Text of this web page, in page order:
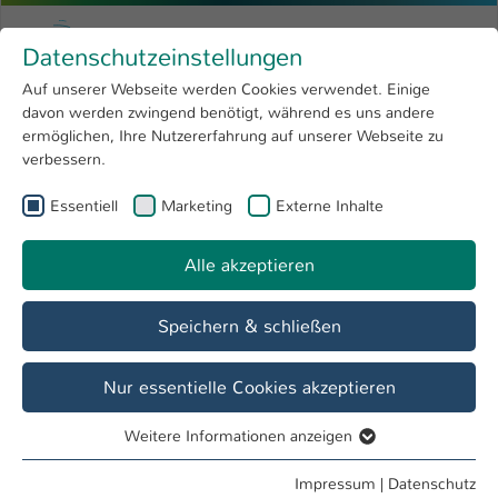
Menu
Forschung 4
Open submenu
Hochschule
International
Zum Hauptinhalt springen
Hochschule Kaiserslautern
Sie sind hier: Angewandte Logistik- und Polymerwissenschaften
Wir veredeln Kunststoff- und Verbundwerkstoffbauteil
intrinsisch und extrinsisch
Master Refinement and Sustainability of
Polymer and Composite Products
Datenschutzeinstellungen
Auf unserer Webseite werden Cookies verwendet. Einige
davon werden zwingend benötigt, während es uns andere
ermöglichen, Ihre Nutzererfahrung auf unserer Webseite zu
verbessern.
Essentiell Marketing Externe Inhalte
Alle akzeptieren
Speichern & schließen
Nur essentielle Cookies akzeptieren
Essentielle Cookies werden für grundlegende Funktionen
Weitere Informationen anzeigen
Impressum | Datenschutz